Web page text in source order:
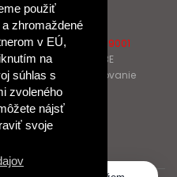
použiť
zhromaždené
v EÚ,
na
súhlas s
zvoleného
nájsť
svoje
O Klett
Naši autori
Certifikát kvality ISO 9001
Klientska zóna RAABE
Katalógy na prelistovanie